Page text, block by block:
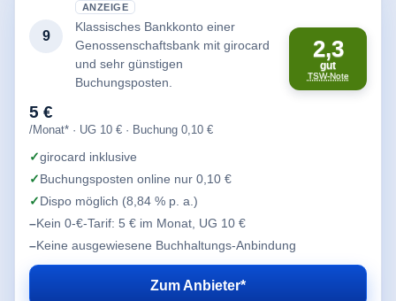
9
ANZEIGE
Klassisches Bankkonto einer
Genossenschaftsbank mit girocard
und sehr günstigen
Buchungsposten.
2,3
gut
TSW-Note
5 €
/Monat* · UG 10 € · Buchung 0,10 €
girocard inklusive
Buchungsposten online nur 0,10 €
Dispo möglich (8,84 % p. a.)
Kein 0-€-Tarif: 5 € im Monat, UG 10 €
Keine ausgewiesene Buchhaltungs-Anbindung
Zum Anbieter*